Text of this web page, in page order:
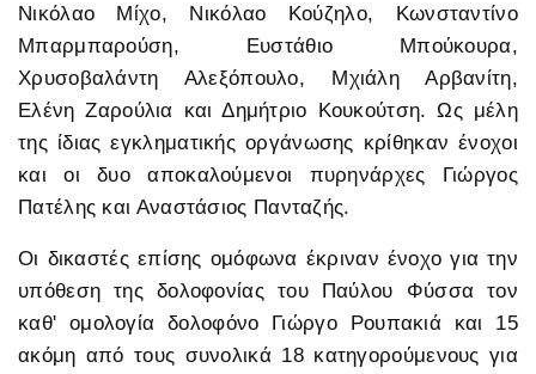
Νικόλαο Μίχο, Νικόλαο Κούζηλο, Κωνσταντίνο
Μπαρμπαρούση, Ευστάθιο Μπούκουρα,
Χρυσοβαλάντη Αλεξόπουλο, Μχιάλη Αρβανίτη,
Ελένη Ζαρούλια και Δημήτριο Κουκούτση. Ως μέλη
της ίδιας εγκληματικής οργάνωσης κρίθηκαν ένοχοι
και οι δυο αποκαλούμενοι πυρηνάρχες Γιώργος
Πατέλης και Αναστάσιος Πανταζής.
Οι δικαστές επίσης ομόφωνα έκριναν ένοχο για την
υπόθεση της δολοφονίας του Παύλου Φύσσα τον
καθ' ομολογία δολοφόνο Γιώργο Ρουπακιά και 15
ακόμη από τους συνολικά 18 κατηγορούμενους για